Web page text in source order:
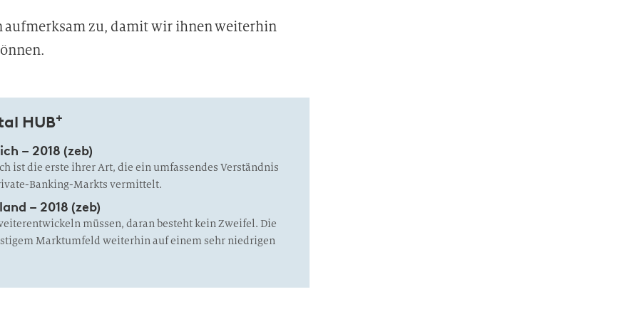
aufmerksam zu, damit wir ihnen weiterhin
HUB+
– 2018 (zeb)
ist die erste ihrer Art, die ein umfassendes Verständnis
Banking-Markts vermittelt.
– 2018 (zeb)
müssen, daran besteht kein Zweifel. Die
Marktumfeld weiterhin auf einem sehr niedrigen